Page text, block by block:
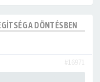
A DÖNTÉSBEN
#16971